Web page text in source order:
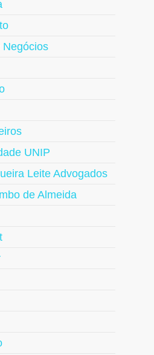
Negócios
UNIP
Leite Advogados
de Almeida